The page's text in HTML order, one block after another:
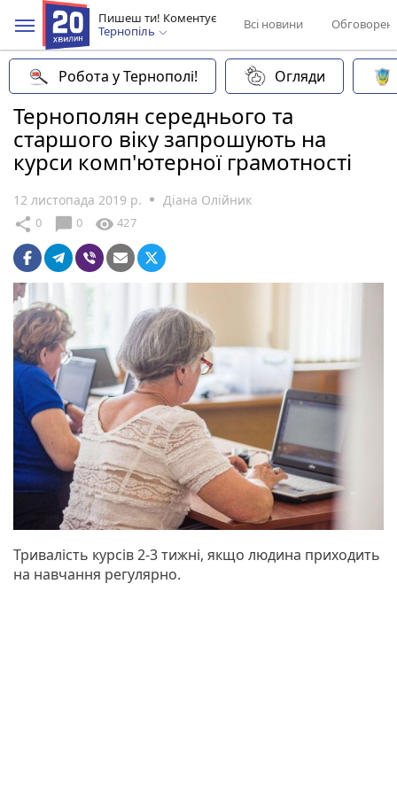
Пишеш ти! Коментує
Тернопіль
Всі новини
Робота у Тернополі! Огляди
Тернополян середнього та
старшого віку запрошують на
курси комп'ютерної грамотності
12 листопада 2019 р. Діана Олійник
share 0 chat_bubble 0 visibility 427
Тривалість курсів 2-3 тижні, якщо людина приходить
на навчання регулярно.